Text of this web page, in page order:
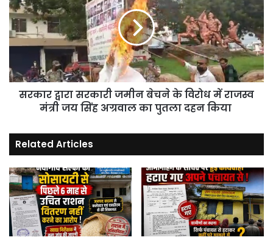
सरकारी
जमीन
बेचने
में
राजस्व
मंत्री
अग्रवाल
पुतला
दहन
किया
सरकार द्वारा सरकारी जमीन बेचने के विरोध में राजस्व
मंत्री जय सिंह अग्रवाल का पुतला दहन किया
Related Articles